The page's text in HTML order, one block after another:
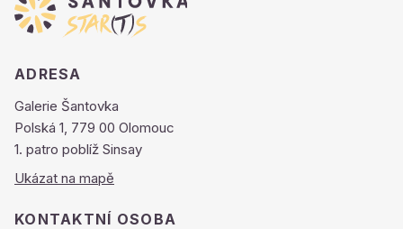
ADRESA
Galerie Šantovka
Polská 1, 779 00 Olomouc
1. patro poblíž Sinsay
Ukázat na mapě
KONTAKTNÍ OSOBA